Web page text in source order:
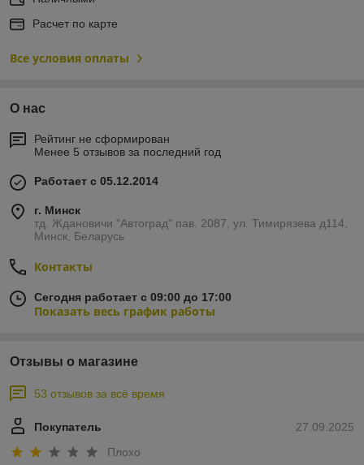
Расчет по карте
Все условия оплаты
О нас
Рейтинг не сформирован
Менее 5 отзывов за последний год
Работает с 05.12.2014
г. Минск
тд. Ждановичи "Автоград" пав. 2087, ул. Тимирязева д114,
Минск, Беларусь
Контакты
Сегодня работает с 09:00 до 17:00
Показать весь график работы
Отзывы о магазине
53 отзывов за всё время
27.09.2025
Покупатель
Плохо